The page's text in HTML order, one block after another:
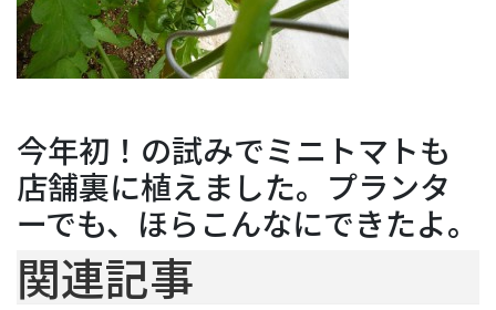
今年初！の試みでミニトマトも
店舗裏に植えました。プランタ
ーでも、ほらこんなにできたよ。
関連記事